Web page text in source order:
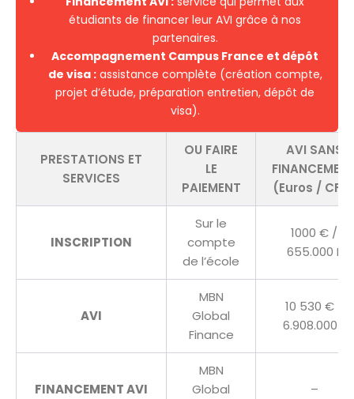
étudiants de financer leur AVI grâce à nos
partenaires.
Accompagnement Campus France et dépôt
de visa :assistance complète (création compte,
projet d’étude, préparation entretien, dépôt de
visa).
PRESTATIONS ET
SERVICES
OU FAIRE
LE
PAIEMENT
AVI SANS
(Euros /
INSCRIPTION
Sur le
compte
de l’école
1000 € /
655.000 F
AVI
MBN
Global
Finance
10 530 € /
6.908.000 F
FINANCEMENT AVI
MBN
Global
–